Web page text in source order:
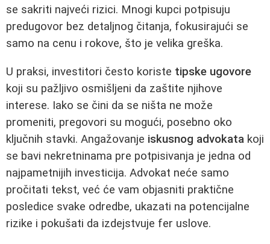
se sakriti najveći rizici. Mnogi kupci potpisuju
predugovor bez detaljnog čitanja, fokusirajući se
samo na cenu i rokove, što je velika greška.
U praksi, investitori često koriste tipske ugovore
koji su pažljivo osmišljeni da zaštite njihove
interese. Iako se čini da se ništa ne može
promeniti, pregovori su mogući, posebno oko
ključnih stavki. Angažovanje iskusnog advokata koji
se bavi nekretninama pre potpisivanja je jedna od
najpametnijih investicija. Advokat neće samo
pročitati tekst, već će vam objasniti praktične
posledice svake odredbe, ukazati na potencijalne
rizike i pokušati da izdejstvuje fer uslove.